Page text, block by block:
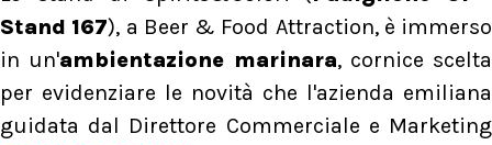
Stand 167), a Beer & Food Attraction, è immerso
in un'ambientazione marinara, cornice scelta
per evidenziare le novità che l'azienda emiliana
guidata dal Direttore Commerciale e Marketing